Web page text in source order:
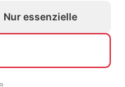
SRL.
Nur essenzielle